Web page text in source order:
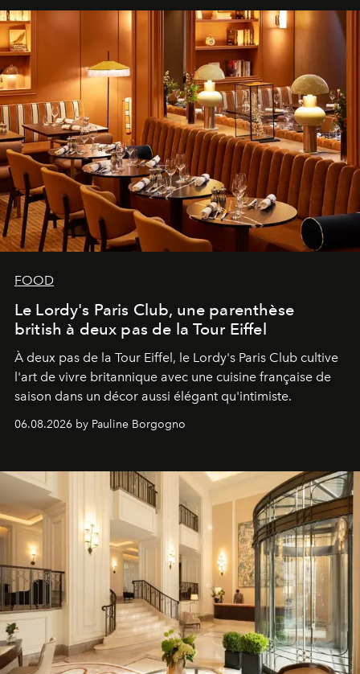
FOOD
Le Lordy's Paris Club, une parenthèse
british à deux pas de la Tour Eiffel
À deux pas de la Tour Eiffel, le Lordy's Paris Club cultive
l'art de vivre britannique avec une cuisine française de
saison dans un décor aussi élégant qu'intimiste.
06.08.2026 by Pauline Borgogno